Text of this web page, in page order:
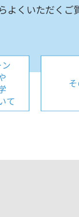
よくいただくご
て